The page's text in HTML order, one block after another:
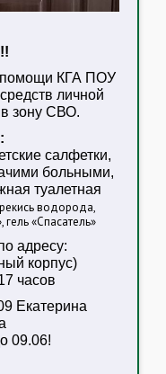
помощи КГА ПОУ
личной
в зону СВО.
салфетки,
больными,
туалетная
водорода,
«Спасатель»
адресу:
корпус)
часов
Екатерина
09.06!